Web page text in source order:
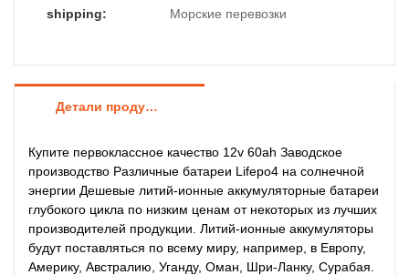
shipping: Морские перевозки
Детали продуктов
Купите первоклассное качество 12v 60ah Заводское
производство Различные батареи Lifepo4 на солнечной
энергии Дешевые литий-ионные аккумуляторные батареи
глубокого цикла по низким ценам от некоторых из лучших
производителей продукции. Литий-ионные аккумуляторы
будут поставляться по всему миру, например, в Европу,
Америку, Австралию, Уганду, Оман, Шри-Ланку, Сурабая.